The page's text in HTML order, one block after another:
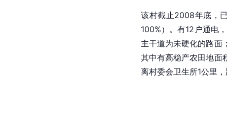
该村截止2008年底，
100%）。有12户通电
主干道为未硬化的路面
其中有高稳产农田地面
离村委会卫生所1公里